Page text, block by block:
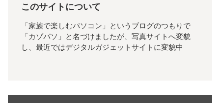
このサイトについて
「家族で楽しむパソコン」というブログのつもりで
「カゾパソ」と名づけましたが、写真サイトへ変貌
し、最近ではデジタルガジェットサイトに変貌中